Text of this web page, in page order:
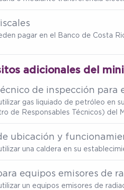
pagar en el Banco de Costa
adicionales del
de inspección
gas liquiado de petróleo en
de Responsables Técnicos) del
ubicación y
una caldera en su
equipos emisores de
un equipos emisores de